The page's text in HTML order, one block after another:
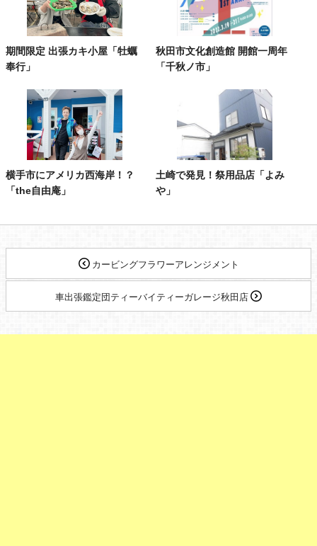
期間限定 出張カキ小屋「牡蠣
奉行」
秋田市文化創造館 開館一周年
「千秋ノ市」
横手市にアメリカ西海岸！？
「the自由庵」
土崎で発見！祭用品店「よみ
や」
カービングフラワーアレンジメント
車出張鑑定団ティーバイティーガレージ秋田店